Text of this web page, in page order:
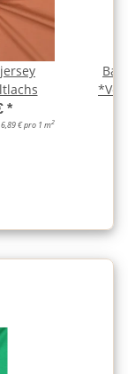
*
6,89 € pro 1 m2